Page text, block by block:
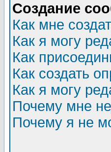
Создание
Как мне
Как я могу
Как
Как создать
Как я могу
Почему мне
Почему я не